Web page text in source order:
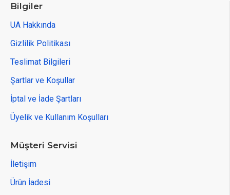
Bilgiler
UA Hakkında
Gizlilik Politikası
Teslimat Bilgileri
Şartlar ve Koşullar
İptal ve İade Şartları
Üyelik ve Kullanım Koşulları
Müşteri Servisi
İletişim
Ürün İadesi